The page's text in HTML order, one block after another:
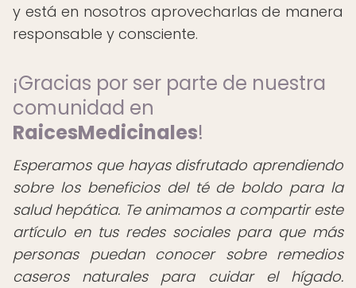
y está en nosotros aprovecharlas de manera
responsable y consciente.
¡Gracias por ser parte de nuestra
comunidad en
RaicesMedicinales!
Esperamos que hayas disfrutado aprendiendo
sobre los beneficios del té de boldo para la
salud hepática. Te animamos a compartir este
artículo en tus redes sociales para que más
personas puedan conocer sobre remedios
caseros naturales para cuidar el hígado.